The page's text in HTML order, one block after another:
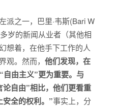
派之一，巴里·韦斯(Bari W
岁的新闻从业者（其他相
想着，在他手下工作的人
观。然而， 他们发现，在
由主义”更为重要。与
自由”相比，他们更看重
全的权利。”事实上，分